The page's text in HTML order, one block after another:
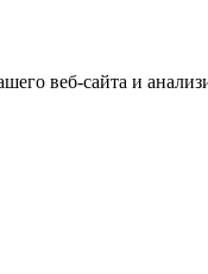
веб-сайта и